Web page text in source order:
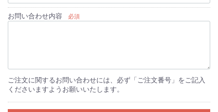
お問い合わせ内容 必須
ご注文に関するお問い合わせには、必ず「ご注文番号」をご記入
くださいますようお願いいたします。